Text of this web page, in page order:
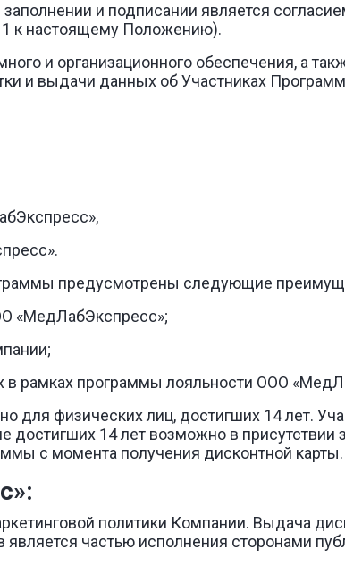
и подписании является
к настоящему Положению).
и организационного обеспечения, а
и выдачи данных об Участниках
предусмотрены следующие
«МедЛабЭкспресс»;
в рамках программы лояльности ООО
для физических лиц, достигших 14 лет.
14 лет возможно в присутствии
с момента получения дисконтной карты.
политики Компании. Выдача
частью исполнения сторонами